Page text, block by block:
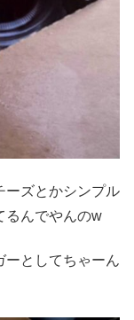
ーズとかシンプル
るんでやんのw
ーとしてちゃーん